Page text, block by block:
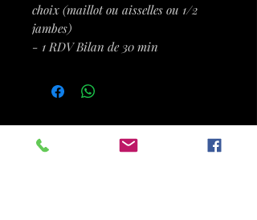
choix (maillot ou aisselles ou 1/2
jambes)
- 1 RDV Bilan de 30 min